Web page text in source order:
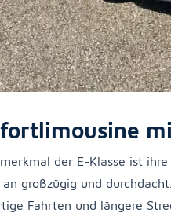
der E-Klasse ist
großzügig und
Fahrten und längere